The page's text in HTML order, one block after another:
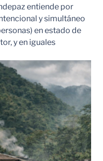
entiende por
y simultáneo
en estado de
y en iguales